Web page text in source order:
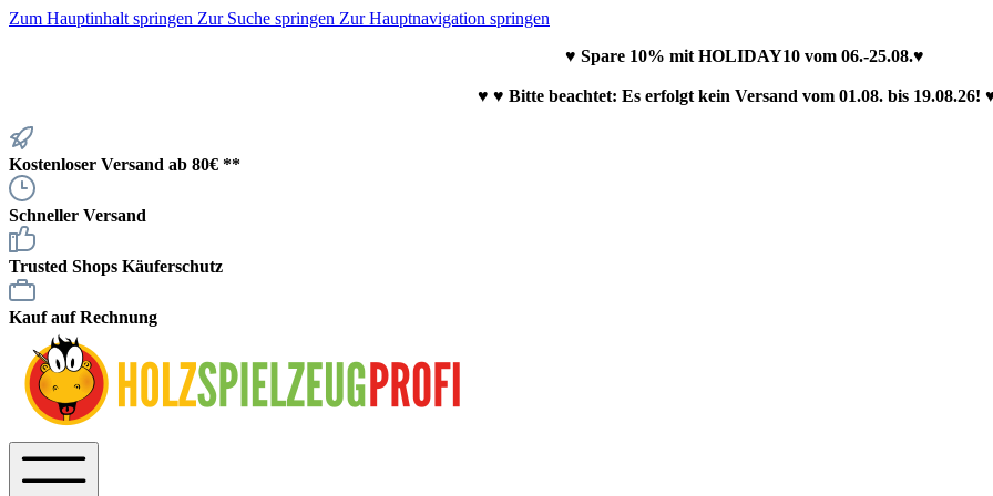
Zum Hauptinhalt springen Zur Suche springen Zur Hauptnavigation springen
♥ Spare 10% mit HOLIDAY10 vom 06.-25.08.♥
♥ ♥ Bitte beachtet: Es erfolgt kein Versand vom 01.08. bis 19.08.26!
Kostenloser Versand ab 80€ **
Schneller Versand
Trusted Shops Käuferschutz
Kauf auf Rechnung